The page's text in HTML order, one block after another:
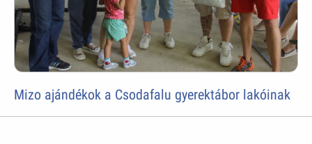
Mizo ajándékok a Csodafalu gyerektábor lakóinak